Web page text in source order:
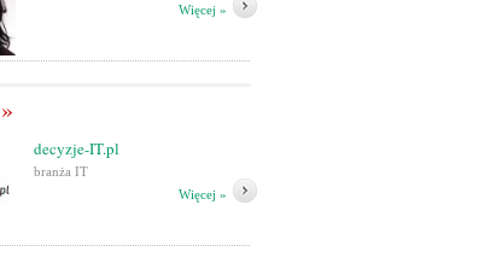
Więcej »
»
decyzje-IT.pl
branża IT
Więcej »